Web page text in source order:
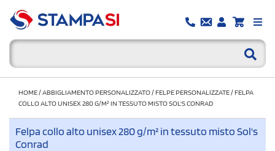
HOME/ABBIGLIAMENTO PERSONALIZZATO/FELPE PERSONALIZZATE/FELPA
COLLO ALTO UNISEX 280 G/M² IN TESSUTO MISTO SOL'S CONRAD
Felpa collo alto unisex 280 g/m² in tessuto misto Sol's
Conrad